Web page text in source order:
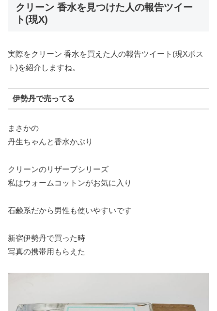
クリーン 香水を見つけた人の報告ツイー
ト(現X)
実際をクリーン 香水を買えた人の報告ツイート(現Xポス
ト)を紹介しますね。
伊勢丹で売ってる
まさかの
丹生ちゃんと香水かぶり
クリーンのリザーブシリーズ
私はウォームコットンがお気に入り
石鹸系だから男性も使いやすいです
新宿伊勢丹で買った時
写真の携帯用もらえた